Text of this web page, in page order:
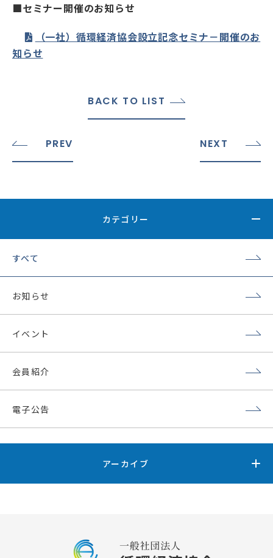
■セミナー開催のお知らせ
（一社）循環経済協会設立記念セミナ－開催のお
知らせ
PREV
BACK TO LIST
NEXT
カテゴリー
すべて
お知らせ
イベント
会員紹介
電子公告
アーカイブ